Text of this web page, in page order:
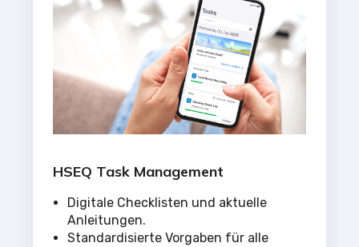
HSEQ Task Management
Digitale Checklisten und aktuelle
Anleitungen.
Standardisierte Vorgaben für alle